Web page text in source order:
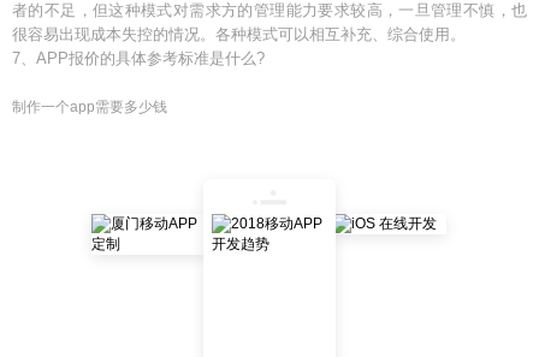
者的不足，但这种模式对需求方的管理能力要求较高，一旦管理不慎，也
很容易出现成本失控的情况。各种模式可以相互补充、综合使用。
7、APP报价的具体参考标准是什么?
制作一个app需要多少钱